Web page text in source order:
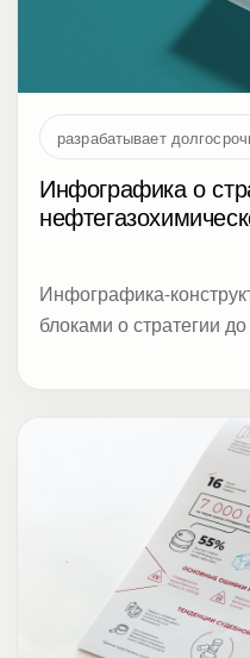
Инфографика о
блоками о стратегии до
Taxology Право